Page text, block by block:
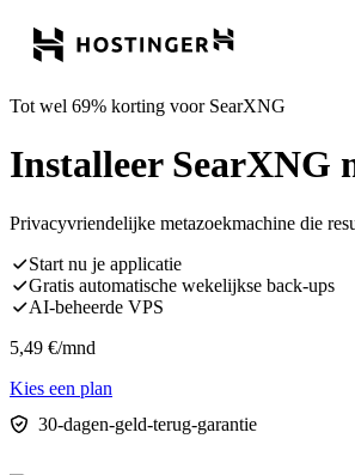
Tot wel 69% korting voor SearXNG
Installeer SearXNG
Privacyvriendelijke metazoekmachine die
Start nu je applicatie
Gratis automatische wekelijkse back-ups
AI-beheerde VPS
5,49 €/mnd
Kies een plan
30-dagen-geld-terug-garantie